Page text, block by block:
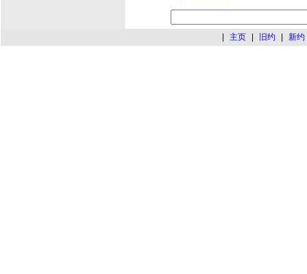
| 主页 | 旧约 | 新约